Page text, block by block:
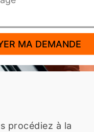
procédiez à la